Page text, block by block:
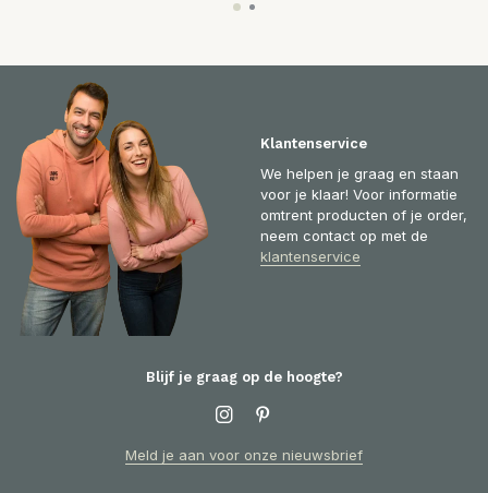
Klantenservice
We helpen je graag en staan
voor je klaar! Voor informatie
omtrent producten of je order,
neem contact op met de
klantenservice
Blijf je graag op de hoogte?
Meld je aan voor onze nieuwsbrief